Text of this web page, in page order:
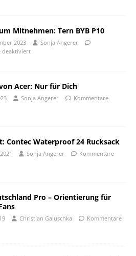
Mitnehmen: Tern BYB P10
2023
Sonja Angerer
deaktiviert
Acer: Nur für Dich
Sonja Angerer
Kommentare
Contec Waterproof 24 Rucksack
Sonja Angerer
Kommentare
Pro – Orientierung für
Christian Galuschka
Kommentare